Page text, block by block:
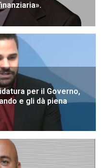
per il Governo,
e gli dà piena